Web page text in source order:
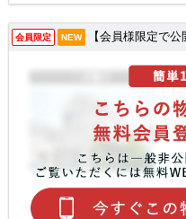
会員限定 NEW 【会員様限定で公